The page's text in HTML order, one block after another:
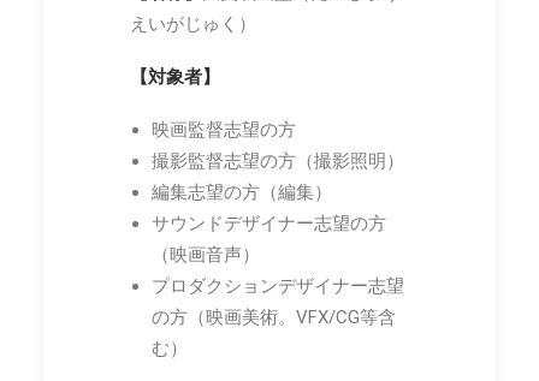
えいがじゅく）
【対象者】
映画監督志望の方
撮影監督志望の方（撮影照明）
編集志望の方（編集）
サウンドデザイナー志望の方
（映画音声）
プロダクションデザイナー志望
の方（映画美術。VFX/CG等含
む）